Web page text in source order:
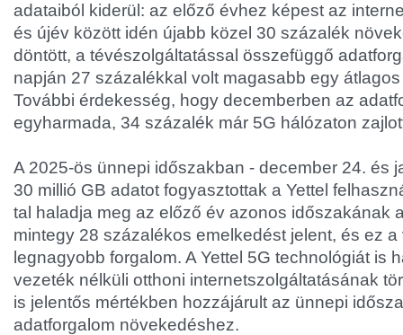
adataiból kiderül: az előző évhez képest az
és újév között idén újabb közel 30 százalék
döntött, a tévészolgáltatással összefüggő
napján 27 százalékkal volt magasabb egy
További érdekesség, hogy decemberben az
egyharmada, 34 százalék már 5G hálózaton
A 2025-ös ünnepi időszakban - december 24. és
30 millió GB adatot fogyasztottak a Yettel
tal haladja meg az előző év azonos időszakának
mintegy 28 százalékos emelkedést jelent, és ez a
legnagyobb forgalom. A Yettel 5G technológiát is
vezeték nélküli otthoni internetszolgáltatásának
is jelentős mértékben hozzájárult az ünnepi
adatforgalom növekedéshez.